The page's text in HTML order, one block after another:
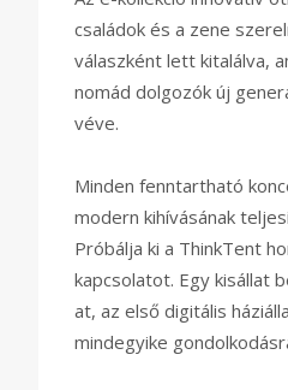
családok és a zene
válaszként lett kitalálva,
nomád dolgozók új
véve.
Minden fenntartható
modern kihívásának
Próbálja ki a ThinkTent
kapcsolatot. Egy kisállat
at, az első digitális
mindegyike